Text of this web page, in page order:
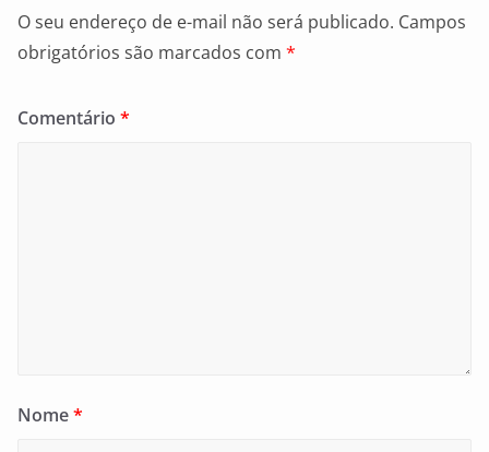
O seu endereço de e-mail não será publicado. Campos
obrigatórios são marcados com *
Comentário *
Nome*